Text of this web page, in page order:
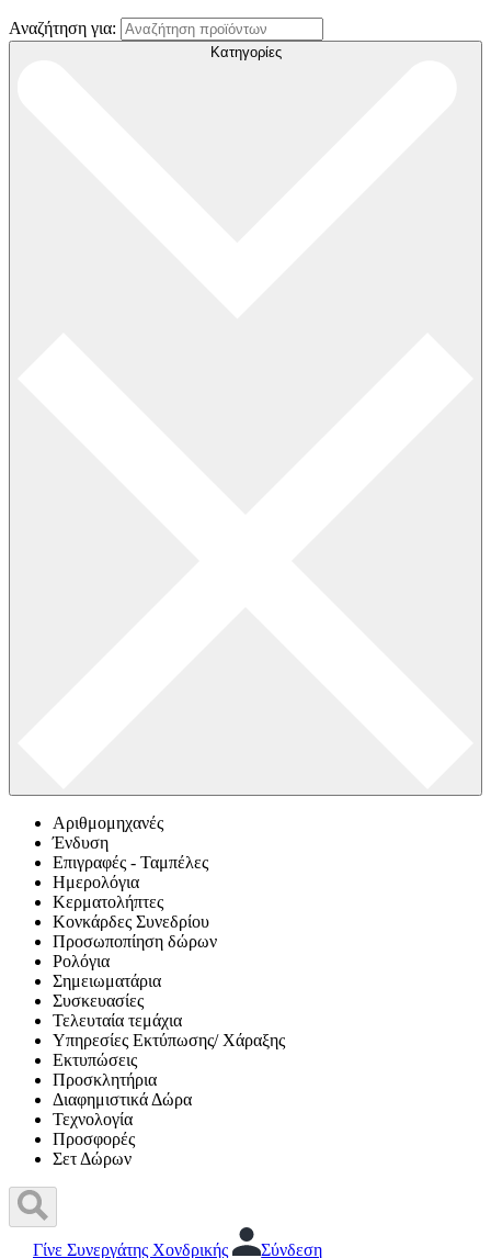
Αναζήτηση για:
Κατηγορίες
Αριθμομηχανές
Ένδυση
Επιγραφές - Ταμπέλες
Ημερολόγια
Κερματολήπτες
Κονκάρδες Συνεδρίου
Προσωποπίηση δώρων
Ρολόγια
Σημειωματάρια
Συσκευασίες
Τελευταία τεμάχια
Υπηρεσίες Εκτύπωσης/ Χάραξης
Εκτυπώσεις
Προσκλητήρια
Διαφημιστικά Δώρα
Τεχνολογία
Προσφορές
Σετ Δώρων
Γίνε Συνεργάτης Χονδρικής Σύνδεση